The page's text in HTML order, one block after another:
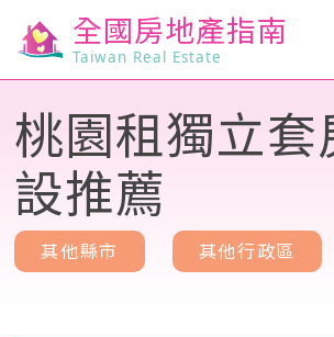
全國房地產指南
Taiwan Real Estate
桃園租獨立套
設推薦
其他縣市 其他行政區